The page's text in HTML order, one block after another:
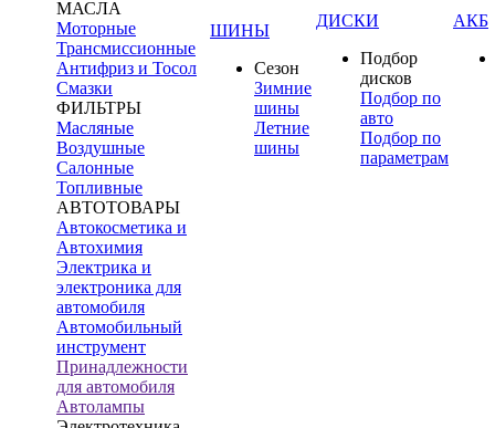
МАСЛА
Моторные
Трансмиссионные
Антифриз и Тосол
Смазки
ФИЛЬТРЫ
Масляные
Воздушные
Салонные
Топливные
АВТОТОВАРЫ
Автокосметика и
Автохимия
Электрика и
электроника для
автомобиля
Автомобильный
инструмент
Принадлежности
для автомобиля
Автолампы
ШИНЫ
Сезон
Зимние
шины
Летние
шины
ДИСКИ
Подбор
дисков
Подбор по
авто
Подбор по
параметрам
АКБ